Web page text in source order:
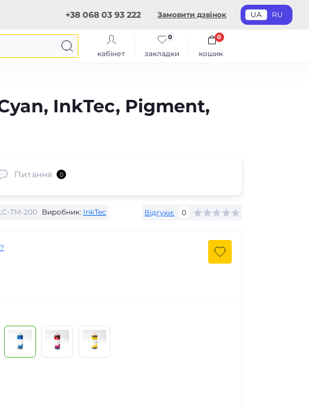
+38 068 03 93 222 Замовити дзвінок UA RU
кабінет закладки
0
кошик
0
InkTec, Pigment,
Питання 0
TM-200 Виробник: InkTec Відгуки: 0